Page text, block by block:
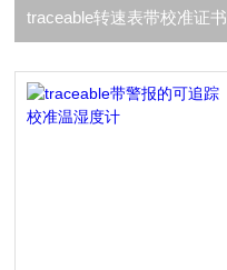
traceable转速表带校准证书